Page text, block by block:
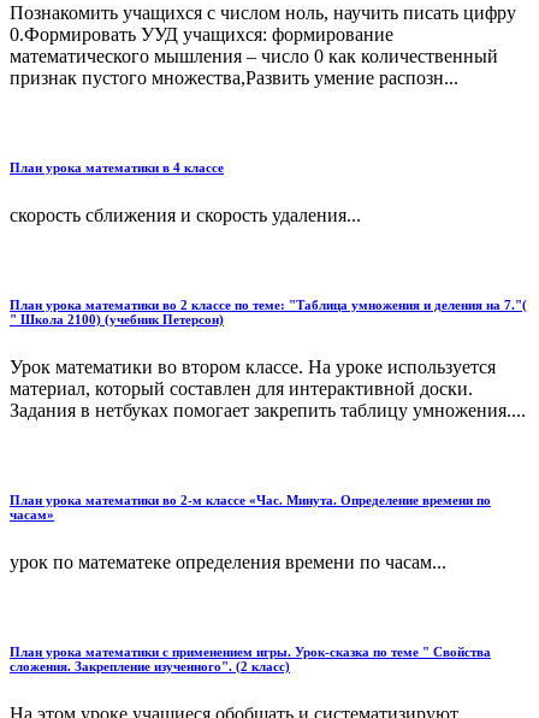
Познакомить учащихся с числом ноль, научить писать цифру
0.Формировать УУД учащихся: формирование
математического мышления – число 0 как количественный
признак пустого множества,Развить умение распозн...
План урока математики в 4 классе
скорость сближения и скорость удаления...
План урока математики во 2 классе по теме: "Таблица умножения и деления на 7."(
" Школа 2100) (учебник Петерсон)
Урок математики во втором классе. На уроке используется
материал, который составлен для интерактивной доски.
Задания в нетбуках помогает закрепить таблицу умножения....
План урока математики во 2-м классе «Час. Минута. Определение времени по
часам»
урок по математеке определения времени по часам...
План урока математики с применением игры. Урок-сказка по теме " Свойства
сложения. Закрепление изученного". (2 класс)
На этом уроке учащиеся обобщать и систематизируют